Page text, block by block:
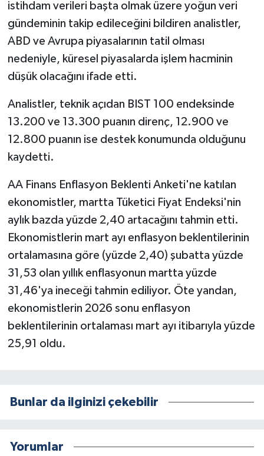
istihdam verileri başta olmak üzere yoğun veri
gündeminin takip edileceğini bildiren analistler,
ABD ve Avrupa piyasalarının tatil olması
nedeniyle, küresel piyasalarda işlem hacminin
düşük olacağını ifade etti.
Analistler, teknik açıdan BIST 100 endeksinde
13.200 ve 13.300 puanın direnç, 12.900 ve
12.800 puanın ise destek konumunda olduğunu
kaydetti.
AA Finans Enflasyon Beklenti Anketi'ne katılan
ekonomistler, martta Tüketici Fiyat Endeksi'nin
aylık bazda yüzde 2,40 artacağını tahmin etti.
Ekonomistlerin mart ayı enflasyon beklentilerinin
ortalamasına göre (yüzde 2,40) şubatta yüzde
31,53 olan yıllık enflasyonun martta yüzde
31,46'ya ineceği tahmin ediliyor. Öte yandan,
ekonomistlerin 2026 sonu enflasyon
beklentilerinin ortalaması mart ayı itibarıyla yüzde
25,91 oldu.
Bunlar da ilginizi çekebilir
Yorumlar